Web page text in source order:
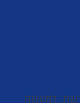
למעשה